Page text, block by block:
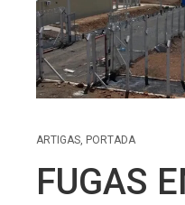
ARTIGAS, PORTADA
FUGAS